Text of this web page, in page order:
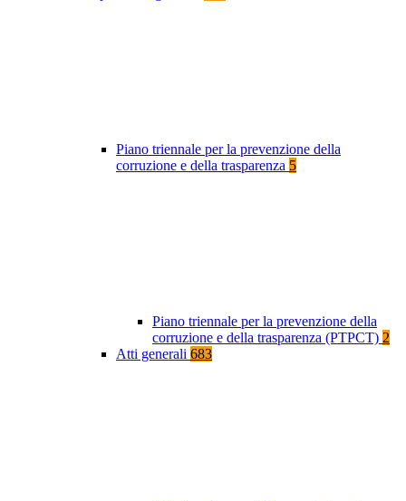
Piano triennale per la prevenzione della
corruzione e della trasparenza 5
Piano triennale per la prevenzione della
corruzione e della trasparenza (PTPCT) 2
Atti generali 683